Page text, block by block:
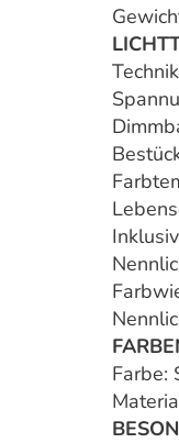
Farbe: